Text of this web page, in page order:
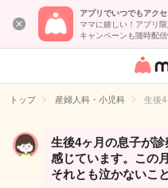
アプリでいつでもアクセ
ママに嬉しい！アプリ限
キャンペーンも随時配信
女性
イト
トップ 産婦人科・小児科 生後
生後4ヶ月の息子が
感じています。この
それとも泣かないこ